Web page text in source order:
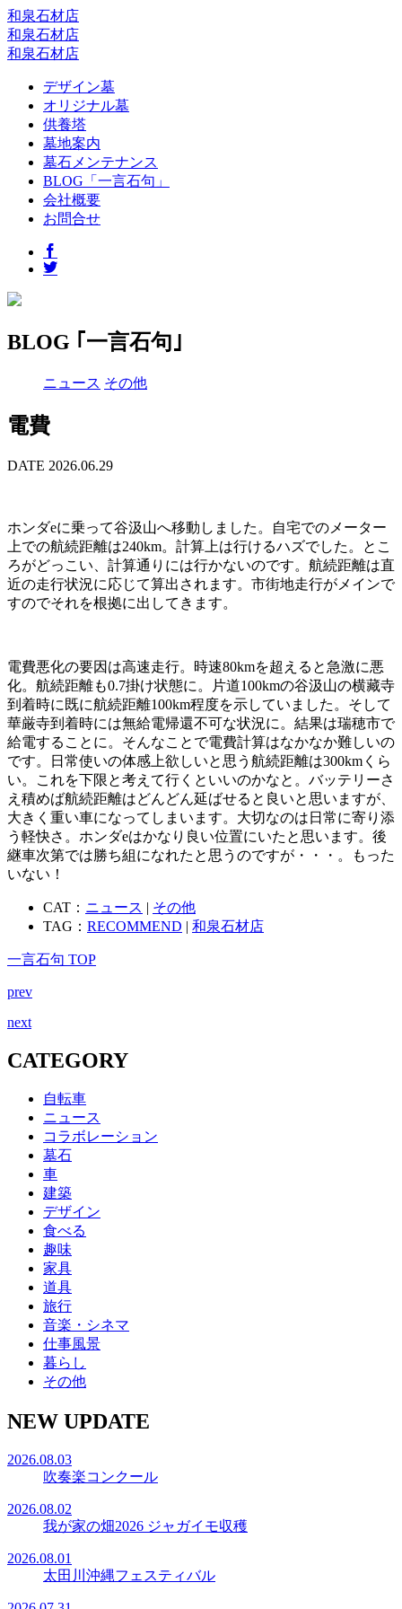
和泉石材店
和泉石材店
和泉石材店
デザイン墓
オリジナル墓
供養塔
墓地案内
墓石メンテナンス
BLOG「一言石句」
会社概要
お問合せ
BLOG ｢一言石句｣
ニュース その他
電費
DATE 2026.06.29
ホンダeに乗って谷汲山へ移動しました。自宅でのメーター
上での航続距離は240km。計算上は行けるハズでした。とこ
ろがどっこい、計算通りには行かないのです。航続距離は直
近の走行状況に応じて算出されます。市街地走行がメインで
すのでそれを根拠に出してきます。
電費悪化の要因は高速走行。時速80kmを超えると急激に悪
化。航続距離も0.7掛け状態に。片道100kmの谷汲山の横藏寺
到着時に既に航続距離100km程度を示していました。そして
華厳寺到着時には無給電帰還不可な状況に。結果は瑞穂市で
給電することに。そんなことで電費計算はなかなか難しいの
です。日常使いの体感上欲しいと思う航続距離は300kmくら
い。これを下限と考えて行くといいのかなと。バッテリーさ
え積めば航続距離はどんどん延ばせると良いと思いますが、
大きく重い車になってしまいます。大切なのは日常に寄り添
う軽快さ。ホンダeはかなり良い位置にいたと思います。後
継車次第では勝ち組になれたと思うのですが・・・。もった
いない！
CAT： ニュース | その他
TAG： RECOMMEND | 和泉石材店
一言石句 TOP
prev
next
CATEGORY
自転車
ニュース
コラボレーション
墓石
車
建築
デザイン
食べる
趣味
家具
道具
旅行
音楽・シネマ
仕事風景
暮らし
その他
NEW UPDATE
2026.08.03
吹奏楽コンクール
2026.08.02
我が家の畑2026 ジャガイモ収穫
2026.08.01
太田川沖縄フェスティバル